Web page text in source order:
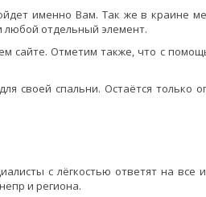
именно Вам. Так же в краине
любой отдельный элемент.
сайте. Отметим также, что с
своей спальни. Остаётся только
с лёгкостью ответят на все
и региона.